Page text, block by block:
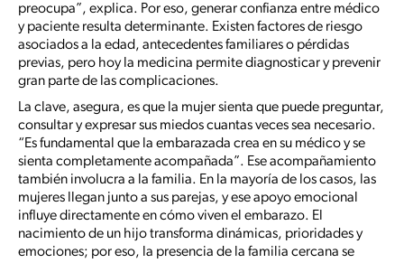
preocupa”, explica. Por eso, generar confianza entre médico
y paciente resulta determinante. Existen factores de riesgo
asociados a la edad, antecedentes familiares o pérdidas
previas, pero hoy la medicina permite diagnosticar y prevenir
gran parte de las complicaciones.
La clave, asegura, es que la mujer sienta que puede preguntar,
consultar y expresar sus miedos cuantas veces sea necesario.
“Es fundamental que la embarazada crea en su médico y se
sienta completamente acompañada”. Ese acompañamiento
también involucra a la familia. En la mayoría de los casos, las
mujeres llegan junto a sus parejas, y ese apoyo emocional
influye directamente en cómo viven el embarazo. El
nacimiento de un hijo transforma dinámicas, prioridades y
emociones; por eso, la presencia de la familia cercana se